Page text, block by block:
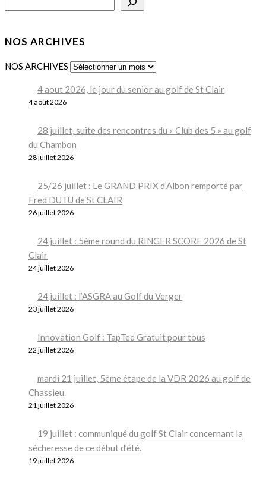
NOS ARCHIVES
NOS ARCHIVES
4 aout 2026, le jour du senior au golf de St Clair
4 août 2026
28 juillet, suite des rencontres du « Club des 5 » au golf
du Chambon
28 juillet 2026
25/26 juillet : Le GRAND PRIX d’Albon remporté par
Fred DUTU de St CLAIR
26 juillet 2026
24 juillet : 5ème round du RINGER SCORE 2026 de St
Clair
24 juillet 2026
24 juillet : l’ASGRA au Golf du Verger
23 juillet 2026
Innovation Golf : TapTee Gratuit pour tous
22 juillet 2026
mardi 21 juillet, 5ème étape de la VDR 2026 au golf de
Chassieu
21 juillet 2026
19 juillet : communiqué du golf St Clair concernant la
sécheresse de ce début d’été.
19 juillet 2026